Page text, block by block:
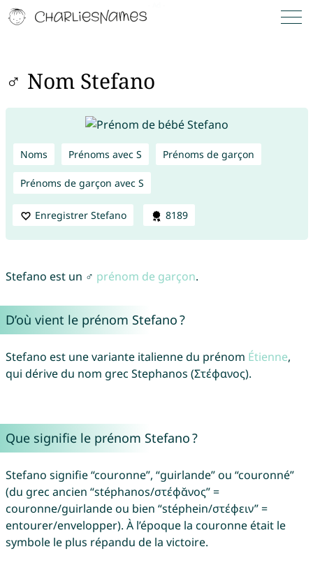
♂ Nom Stefano
Noms Prénoms avec S Prénoms de garçon
Prénoms de garçon avec S
Enregistrer Stefano 8189
Stefano est un ♂ prénom de garçon.
D’où vient le prénom Stefano ?
Stefano est une variante italienne du prénom Étienne,
qui dérive du nom grec Stephanos (Στέφανος).
Que signifie le prénom Stefano ?
Stefano signifie “couronne”, “guirlande” ou “couronné”
(du grec ancien “stéphanos/στέφᾰνος” =
couronne/guirlande ou bien “stéphein/στέφειν” =
entourer/envelopper). À l’époque la couronne était le
symbole le plus répandu de la victoire.